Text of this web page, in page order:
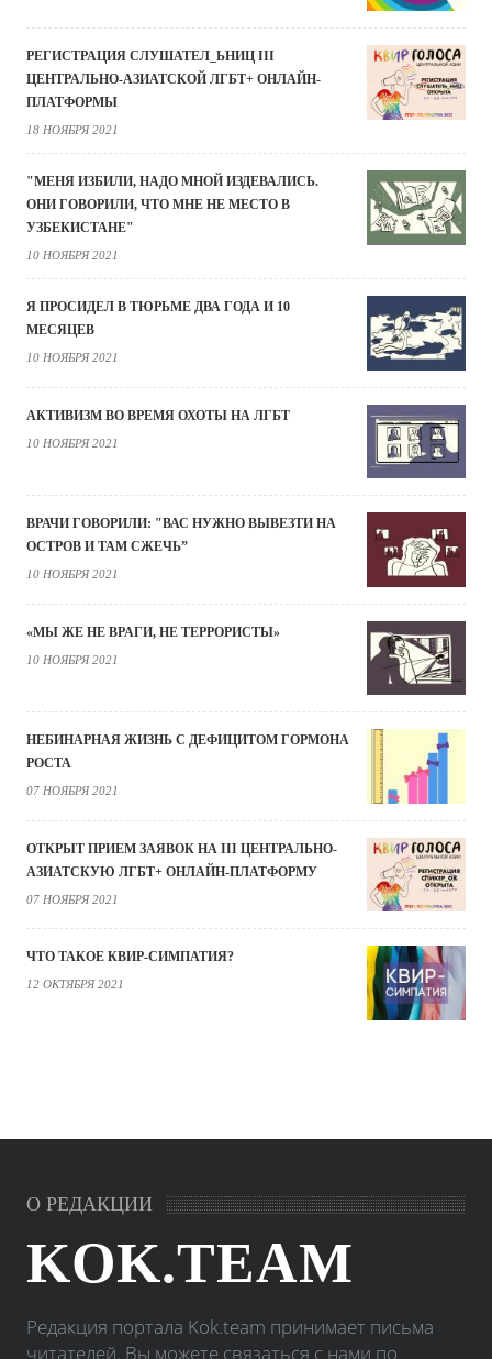
РЕГИСТРАЦИЯ СЛУШАТЕЛ_ЬНИЦ III
ЦЕНТРАЛЬНО-АЗИАТСКОЙ ЛГБТ+ ОНЛАЙН-
ПЛАТФОРМЫ
18 НОЯБРЯ 2021
"МЕНЯ ИЗБИЛИ, НАДО МНОЙ ИЗДЕВАЛИСЬ.
ОНИ ГОВОРИЛИ, ЧТО МНЕ НЕ МЕСТО В
УЗБЕКИСТАНЕ"
10 НОЯБРЯ 2021
Я ПРОСИДЕЛ В ТЮРЬМЕ ДВА ГОДА И 10
МЕСЯЦЕВ
10 НОЯБРЯ 2021
АКТИВИЗМ ВО ВРЕМЯ ОХОТЫ НА ЛГБТ
10 НОЯБРЯ 2021
ВРАЧИ ГОВОРИЛИ: "ВАС НУЖНО ВЫВЕЗТИ НА
ОСТРОВ И ТАМ СЖЕЧЬ”
10 НОЯБРЯ 2021
«МЫ ЖЕ НЕ ВРАГИ, НЕ ТЕРРОРИСТЫ»
10 НОЯБРЯ 2021
НЕБИНАРНАЯ ЖИЗНЬ С ДЕФИЦИТОМ ГОРМОНА
РОСТА
07 НОЯБРЯ 2021
ОТКРЫТ ПРИЕМ ЗАЯВОК НА III ЦЕНТРАЛЬНО-
АЗИАТСКУЮ ЛГБТ+ ОНЛАЙН-ПЛАТФОРМУ
07 НОЯБРЯ 2021
ЧТО ТАКОЕ КВИР-СИМПАТИЯ?
12 ОКТЯБРЯ 2021
О РЕДАКЦИИ
KOK.TEAM
Редакция портала Kok.team принимает письма
читателей. Вы можете связаться с нами по